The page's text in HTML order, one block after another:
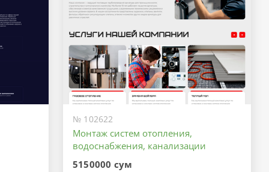
№ 102622
Монтаж систем отопления,
водоснабжения, канализации
5150000 сум